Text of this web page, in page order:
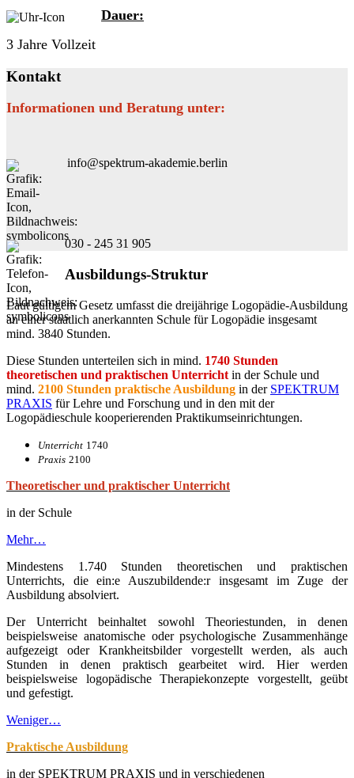
Dauer:
3 Jahre Vollzeit
Kontakt
Informationen und Beratung unter:
info@spektrum-akademie.berlin
030 - 245 31 905
Ausbildungs-Struktur
Laut gültigem Gesetz umfasst die dreijährige Logopädie-Ausbildung
an einer staatlich anerkannten Schule für Logopädie insgesamt
mind. 3840 Stunden.
Diese Stunden unterteilen sich in mind. 1740 Stunden
theoretischen und praktischen Unterricht in der Schule und
mind. 2100 Stunden praktische Ausbildung in der SPEKTRUM
PRAXIS für Lehre und Forschung und in den mit der
Logopädieschule kooperierenden Praktikumseinrichtungen.
Unterricht 1740
Praxis 2100
Theoretischer und praktischer Unterricht
in der Schule
Mehr…
Mindestens 1.740 Stunden theoretischen und praktischen
Unterrichts, die ein:e Auszubildende:r insgesamt im Zuge der
Ausbildung absolviert.
Der Unterricht beinhaltet sowohl Theoriestunden, in denen
beispielsweise anatomische oder psychologische Zusammenhänge
aufgezeigt oder Krankheitsbilder vorgestellt werden, als auch
Stunden in denen praktisch gearbeitet wird. Hier werden
beispielsweise logopädische Therapiekonzepte vorgestellt, geübt
und gefestigt.
Weniger…
Praktische Ausbildung
in der SPEKTRUM PRAXIS und in verschiedenen